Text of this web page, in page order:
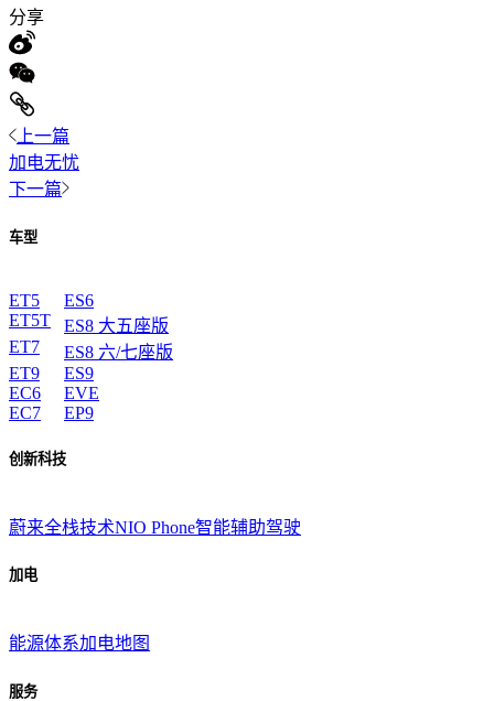
分享
上一篇
加电无忧
下一篇
车型
ET5
ET5T
ET7
ET9
EC6
EC7
ES6
ES8 大五座版
ES8 六/七座版
ES9
EVE
EP9
创新科技
蔚来全栈技术NIO Phone智能辅助驾驶
加电
能源体系加电地图
服务